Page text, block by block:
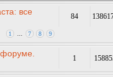
все
1 7 8 9
84
1